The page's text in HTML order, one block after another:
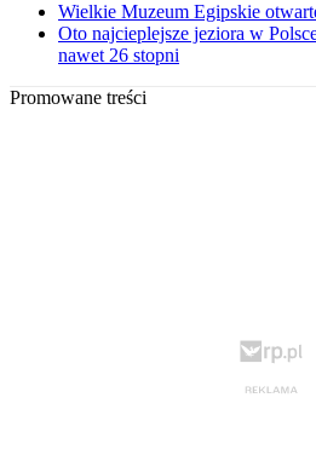
Wielkie Muzeum Egipskie
Oto najcieplejsze jeziora w
nawet 26 stopni
Promowane treści